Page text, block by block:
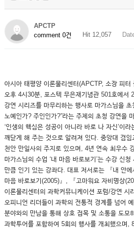
APCTP
comment 0건
Hit 12,057
아시아 태평양 이론물리센터(APCTP, 소장 피
오후 4시30분, 포스텍 무은재기념관 501호에서
강연 시리즈를 마무리하는 행사로 마가스님을 초
노예인가? 주인인가?”라는 주제의 초청 강연을
‘인생의 핵심은 성공이 아니라 바로 나 자신’이
깨닫게 해 주는 것으로 알려져 있다. 중앙대 겸
천안 만일사의 주지로 있으며, 4년 연속 최우수
마가스님의 수업 ‘내 마음 바로보기’는 수강 신
만큼 인기 있는 강좌다. 대표 저서로는 『내 안
마음 바로보기(2005)』, 『고마워요 자비명상
이론물리센터의 과학커뮤니케이션 포럼/강연 시
오피니언 리더들이 과학의 전통적 경계를 넘어
분야와의 만남을 통해 상호 접목 및 소통을 도모
과학투어를 포함하여 5회의 행사를 개최했으며,